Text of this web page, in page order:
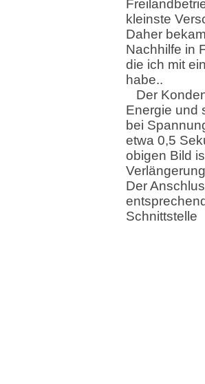
kleinste
Daher
Nachhilfe in
die ich mit
habe..
Der
Energie und
bei
etwa 0,5
obigen Bild
Der
Schnittstelle